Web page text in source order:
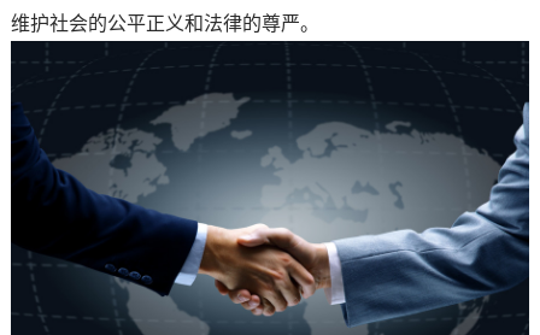
维护社会的公平正义和法律的尊严。